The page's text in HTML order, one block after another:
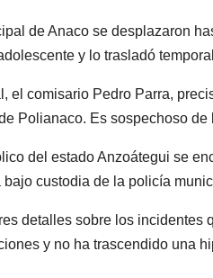
de Anaco se desplazaron
y lo trasladó
el comisario Pedro Parra,
Polianaco. Es sospechoso
del estado Anzoátegui se
custodia de la policía
detalles sobre los
y no ha trascendido una